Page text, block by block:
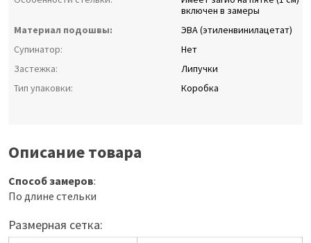
включен в замеры
Материал подошвы:
ЭВА (этиленвинилацетат)
Супинатор:
Нет
Застежка:
Липучки
Тип упаковки:
Коробка
Описание товара
Способ замеров:
По длине стельки
Размерная сетка: